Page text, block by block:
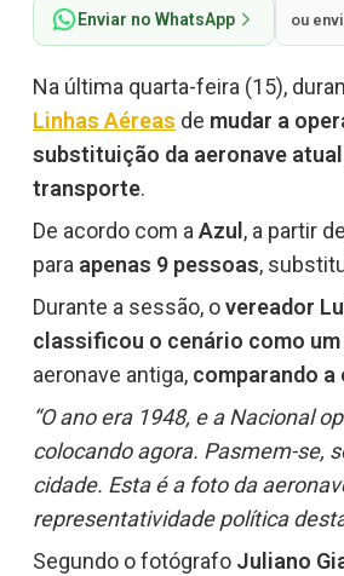
Enviar no WhatsApp ou
Na última quarta-feira (15),
Linhas Aéreas de mudar a
substituição da aeronave atual
transporte.
De acordo com aAzul , a partir
para apenas 9 pessoas,
Durante a sessão, overeador
classificou o cenário como
aeronave antiga, comparando a
“O ano era 1948, e a Nacional
colocando agora. Pasmem-se,
cidade. Esta é a foto da
representatividade política
Segundo o fotógrafo Juliano